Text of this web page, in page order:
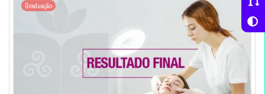
Graduação